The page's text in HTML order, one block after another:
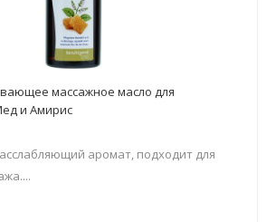
массажное масло для
и Амирис
аромат, подходит для